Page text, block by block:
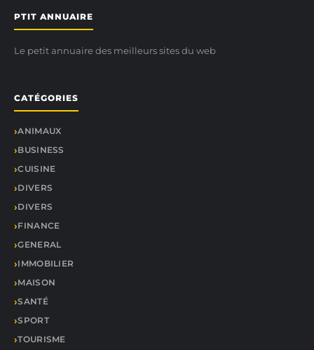
PTIT ANNUAIRE
Le petit annuaire des meilleurs sites du web
CATÉGORIES
ANIMAUX
BUSINESS
CUISINE
DIVERS
DIVERS
FINANCE
GENERAL
IMMOBILIER
MAISON
SANTÉ
SPORT
TOURISME